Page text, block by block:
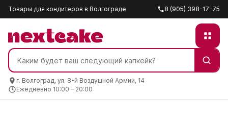
Товары для кондитеров в Волгограде 8 (905) 398-17-75
г. Волгоград, ул. 8-й Воздушной Армии, 14
Ежедневно 10:00 – 20:00